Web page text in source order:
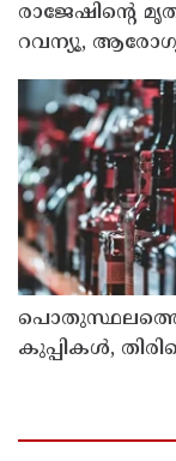
രാജേഷിന്റെ
റവന്യൂ,
കടുത്ത
ശക്തമായ
കുപ്പികള്‍,
തീരുമാനമോ?